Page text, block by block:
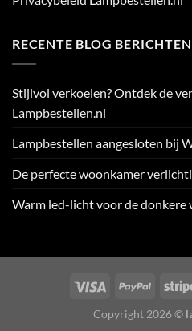
RECENTE BLOG BERICHTEN
Stijlvol verkoelen? Ontdek de
Lampbestellen.nl
Lampbestellen aangesloten bij
De perfecte woonkamer
Warm led-licht voor de donkere
Visa PayPal
Copyright 2026 ©